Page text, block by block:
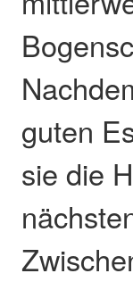
guten
sie die